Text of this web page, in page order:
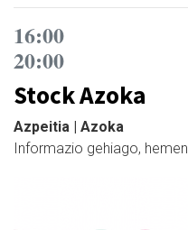
16:00
20:00
Stock Azoka
Azpeitia | Azoka
Informazio gehiago, hemen.